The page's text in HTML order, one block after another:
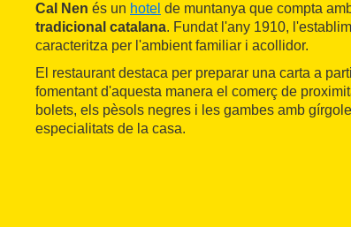
Cal Nen és un hotel de muntanya que compta
tradicional catalana. Fundat l'any 1910,
caracteritza per l'ambient familiar i acollidor.
El restaurant destaca per preparar una carta a
fomentant d'aquesta manera el comerç de
bolets, els pèsols negres i les gambes amb
especialitats de la casa.